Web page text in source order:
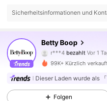
Sicherheitsinformationen und
Betty Boop
r***4bezahlt
F***listVor 4
99K+ Kürzlich
Dieser Laden wurde als
Folgen